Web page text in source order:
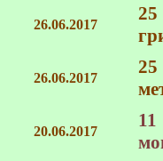
26.06.2017
25
26.06.2017
25
20.06.2017